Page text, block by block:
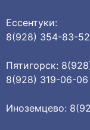
Ессентуки:
8(928) 354-83-
Пятигорск:
8(928) 319-06-06
Иноземцево: